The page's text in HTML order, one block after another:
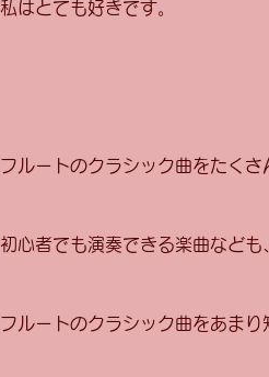
私はとても好きです。
フルートのクラシック曲をたくさ
初心者でも演奏できる楽曲なども
フルートのクラシック曲をあまり